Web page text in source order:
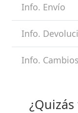
Info. Envío
Info.
Info. Cambios